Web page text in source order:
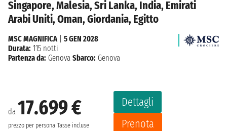
Singapore, Malesia, Sri Lanka, India, Emirati
Arabi Uniti, Oman, Giordania, Egitto
da 17.699 €
prezzo per persona Tasse incluse
Dettagli
Prenota
MSC MAGNIFICA
5 GEN 2028
Durata: 115 notti
Partenza da: Genova Sbarco: Genova